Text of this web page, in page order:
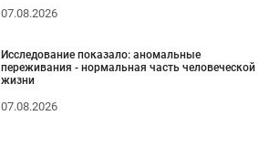
07.08.2026
Исследование показало: аномальные
переживания - нормальная часть человеческой
жизни
07.08.2026